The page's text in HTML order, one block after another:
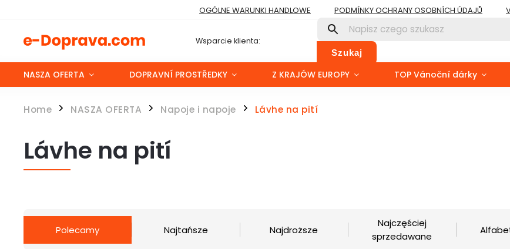
OGÓLNE WARUNKI HANDLOWE PODMÍNKY OCHRANY OSOBNÍCH ÚDAJŮ
Wsparcie klienta:
Szukaj
NASZA OFERTA DOPRAVNÍ PROSTŘEDKY Z KRAJÓW EUROPY TOP Vánoční dárky
Home / NASZA OFERTA / Napoje i napoje / Lávhe na pití
Lávhe na pití
Polecamy Najtańsze Najdroższe
Najczęściej
sprzedawane